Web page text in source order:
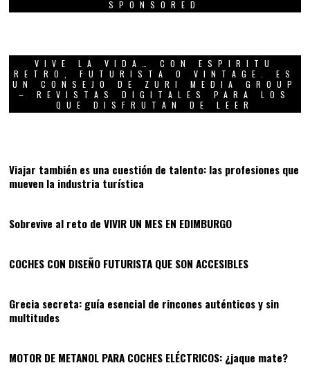
SPONSORED
VIVE LA VIDA… CON ESPIRITU
RETRO, FUTURISTA O VINTAGE. ES
UN CONSEJO DE ZURI MEDIA GROUP
– REVISTAS DIGITALES PARA LOS
QUE DISFRUTAN DE LEER
Viajar también es una cuestión de talento: las profesiones que
mueven la industria turística
Sobrevive al reto de VIVIR UN MES EN EDIMBURGO
COCHES CON DISEÑO FUTURISTA QUE SON ACCESIBLES
Grecia secreta: guía esencial de rincones auténticos y sin
multitudes
MOTOR DE METANOL PARA COCHES ELÉCTRICOS: ¿jaque mate?
06